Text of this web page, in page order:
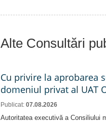
Alte Consultări
Cu privire la aprobarea
domeniul privat al UAT
Publicat: 07.08.2026
Autoritatea executivă a Consiliului